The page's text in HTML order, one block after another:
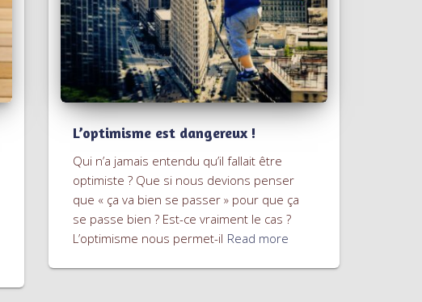
L’optimisme est dangereux !
Qui n’a jamais entendu qu’il fallait être
optimiste ? Que si nous devions penser
que « ça va bien se passer » pour que ça
se passe bien ? Est-ce vraiment le cas ?
L’optimisme nous permet-il Read more